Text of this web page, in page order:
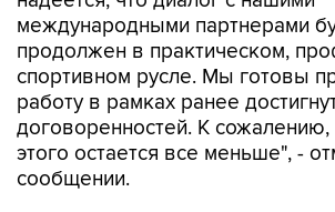
международными партнерами
продолжен в практическом,
спортивном русле. Мы готовы
работу в рамках ранее
договоренностей. К
этого остается все меньше", -
сообщении.